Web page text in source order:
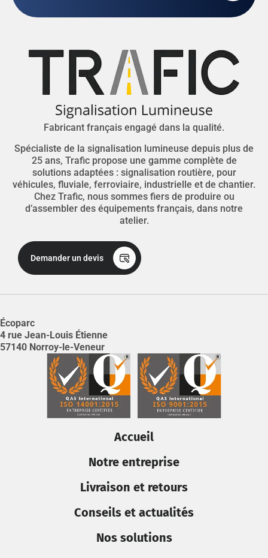
Fabricant français engagé dans la qualité.
Spécialiste de la signalisation lumineuse depuis plus de
25 ans, Trafic propose une gamme complète de
solutions adaptées : signalisation routière, pour
véhicules, fluviale, ferroviaire, industrielle et de chantier.
Chez Trafic, nous sommes fiers de produire ou
d’assembler des équipements français, dans notre
atelier.
Demander un devis
Écoparc
4 rue Jean-Louis Étienne
57140 Norroy-le-Veneur
Accueil
Notre entreprise
Livraison et retours
Conseils et actualités
Nos solutions